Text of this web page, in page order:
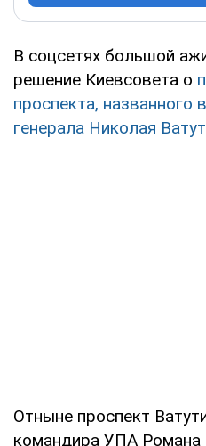
В соцсетях большой
решение Киевсовета о
проспекта, названного
генерала Николая
Отныне проспект
командира УПА Романа